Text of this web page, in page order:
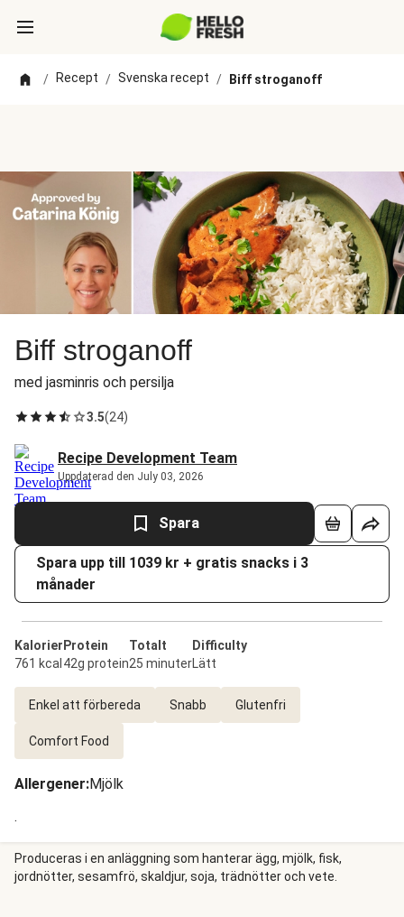
/ Recept / Svenska recept / Biff stroganoff
Biff stroganoff
med jasminris och persilja
3.5(24)
Recipe Development Team
Uppdaterad den July 03, 2026
Spara
Spara upp till 1039 kr + gratis snacks i 3
månader
Kalorier
761 kcal
Protein
42g protein
Totalt
25 minuter
Difficulty
Lätt
Enkel att förbereda Snabb Glutenfri
Comfort Food
Allergener:Mjölk
.
Produceras i en anläggning som hanterar ägg, mjölk, fisk,
jordnötter, sesamfrö, skaldjur, soja, trädnötter och vete.